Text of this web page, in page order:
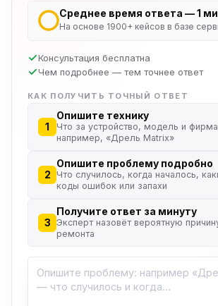
Среднее время ответа — 1
На основе 1900+ кейсов в базе
Консультация бесплатна
Чем подробнее — тем точнее ответ
КАК ПОЛУЧИТЬ ТОЧНЫЙ ОТВЕТ
1
Опишите технику
Что за устройство, модель и
например, «Дрель Matrix»
2
Опишите проблему подробно
Что случилось, когда началось,
коды ошибок или запахи
3
Получите ответ за минуту
Эксперт назовёт вероятную
ремонта